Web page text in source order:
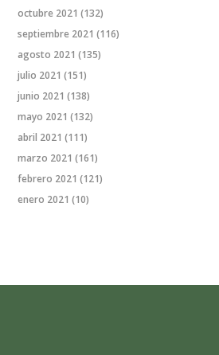
octubre 2021 (132)
septiembre 2021 (116)
agosto 2021 (135)
julio 2021 (151)
junio 2021 (138)
mayo 2021 (132)
abril 2021 (111)
marzo 2021 (161)
febrero 2021 (121)
enero 2021 (10)